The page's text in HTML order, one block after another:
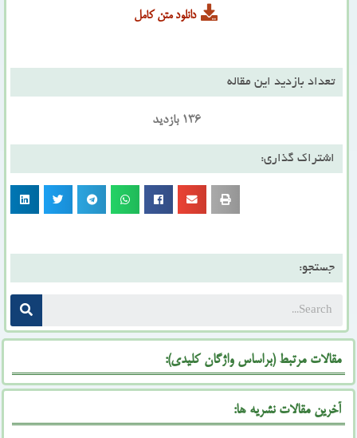
دانلود متن کامل
تعداد بازدید این مقاله
136 بازدید
اشتراک گذاری:
جستجو:
مقالات مرتبط (براساس واژگان کلیدی):
آخرین مقالات نشریه ها: